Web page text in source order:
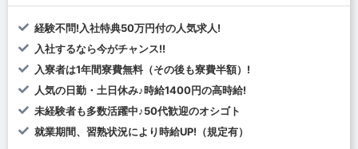
経験不問!入社特典50万円付の人気求人!
入社するなら今がチャンス!!
入寮者は1年間寮費無料（その後も寮費半額）!
人気の日勤・土日休み♪時給1400円の高時給!
未経験者も多数活躍中♪50代歓迎のオシゴト
就業期間、習熟状況により時給UP!（規定有）